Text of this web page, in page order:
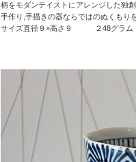
柄をモダンテイストにアレンジした独
手作り,手描きの器ならではのぬくもり
サイズ直径９×高さ９ ２48グラム